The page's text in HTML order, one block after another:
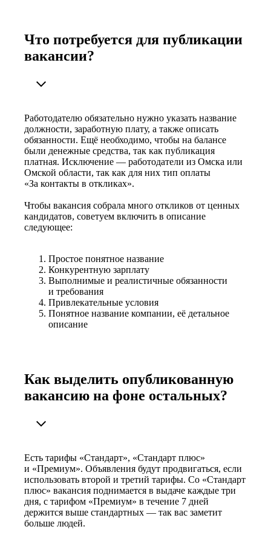
Что потребуется для публикации
вакансии?
Работодателю обязательно нужно указать название
должности, заработную плату, а также описать
обязанности. Ещё необходимо, чтобы на балансе
были денежные средства, так как публикация
платная. Исключение — работодатели из Омска или
Омской области, так как для них тип оплаты
«За контакты в откликах».
Чтобы вакансия собрала много откликов от ценных
кандидатов, советуем включить в описание
следующее:
Простое понятное название
Конкурентную зарплату
Выполнимые и реалистичные обязанности
и требования
Привлекательные условия
Понятное название компании, её детальное
описание
Как выделить опубликованную
вакансию на фоне остальных?
Есть тарифы «Стандарт», «Стандарт плюс»
и «Премиум». Объявления будут продвигаться, если
использовать второй и третий тарифы. Со «Стандарт
плюс» вакансия поднимается в выдаче каждые три
дня, с тарифом «Премиум» в течение 7 дней
держится выше стандартных — так вас заметит
больше людей.